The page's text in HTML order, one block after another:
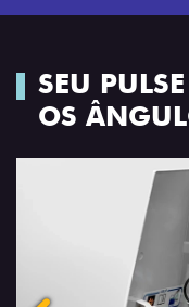
SEU
OS